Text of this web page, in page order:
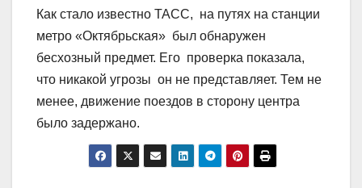
Как стало известно ТАСС, на путях на станции
метро «Октябрьская» был обнаружен
бесхозный предмет. Его проверка показала,
что никакой угрозы он не представляет. Тем не
менее, движение поездов в сторону центра
было задержано.